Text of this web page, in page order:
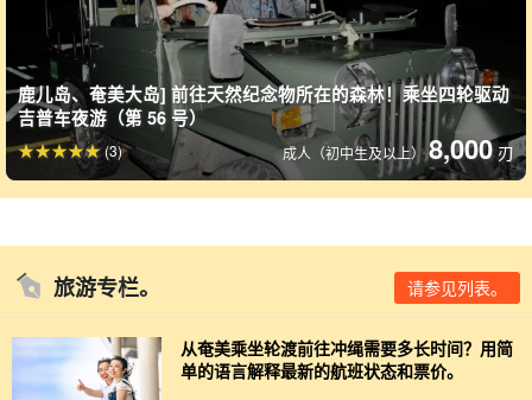
与普通夜游相比，可以探索更深的夜色。午夜之旅(午夜出发的课
程）也很受欢迎。早晨还能看到美丽的日出。
*建议使用单反相机和无反光镜相机的摄影师参加午夜之旅。
夏季特价 [奄美大岛/夜] 《一人游》 在寂静的大自然深处
8,000 日元
鹿儿岛、奄美大岛] 前往天然纪念物所在的森林！乘坐四轮驱动
吉普车夜游（第 56 号）
成人（初中生及以上）8,000 刃
(3)
旅游专栏。 请参见列表。
从奄美乘坐轮渡前往冲绳需要多长时间？用简
单的语言解释最新的航班状态和票价。